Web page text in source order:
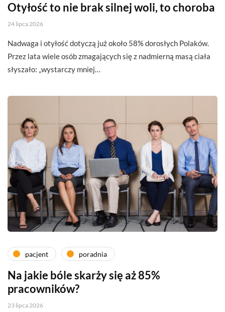
Otyłość to nie brak silnej woli, to choroba
24 lipca 2026
Nadwaga i otyłość dotyczą już około 58% dorosłych Polaków.
Przez lata wiele osób zmagających się z nadmierną masą ciała
słyszało: „wystarczy mniej…
pacjent poradnia
Na jakie bóle skarży się aż 85%
pracowników?
23 lipca 2026